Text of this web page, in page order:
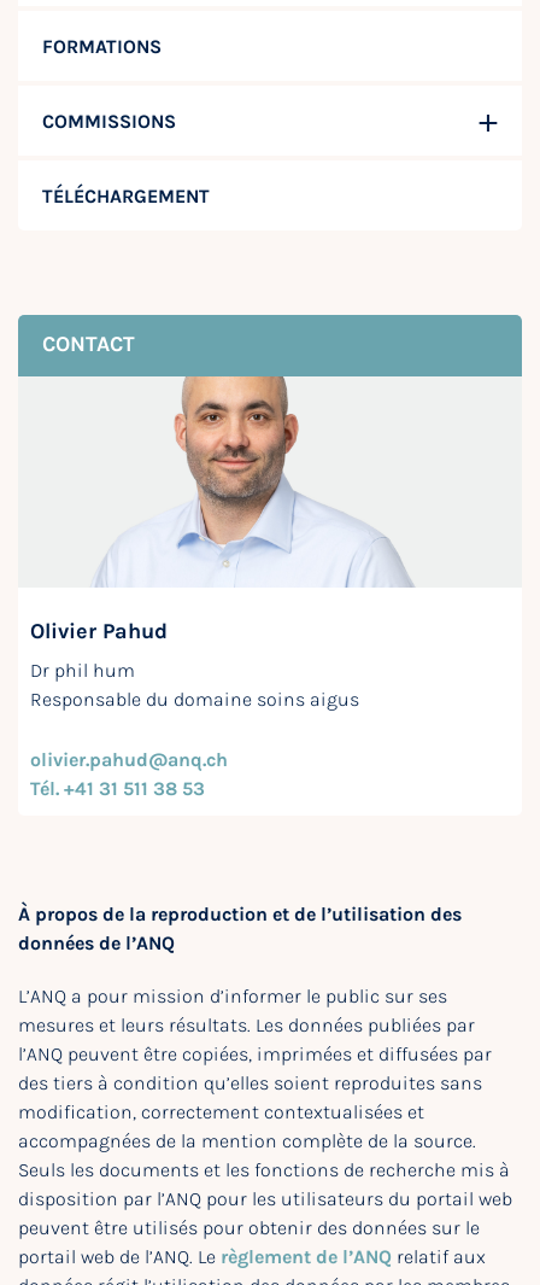
FORMATIONS
COMMISSIONS
TÉLÉCHARGEMENT
CONTACT
Olivier Pahud
Dr phil hum
Responsable du domaine soins aigus
olivier.pahud@anq.ch
Tél. +41 31 511 38 53
À propos de la reproduction et de l’utilisation des
données de l’ANQ
L’ANQ a pour mission d’informer le public sur ses
mesures et leurs résultats. Les données publiées par
l’ANQ peuvent être copiées, imprimées et diffusées par
des tiers à condition qu’elles soient reproduites sans
modification, correctement contextualisées et
accompagnées de la mention complète de la source.
Seuls les documents et les fonctions de recherche mis à
disposition par l’ANQ pour les utilisateurs du portail web
peuvent être utilisés pour obtenir des données sur le
portail web de l’ANQ. Le règlement de l’ANQ relatif aux